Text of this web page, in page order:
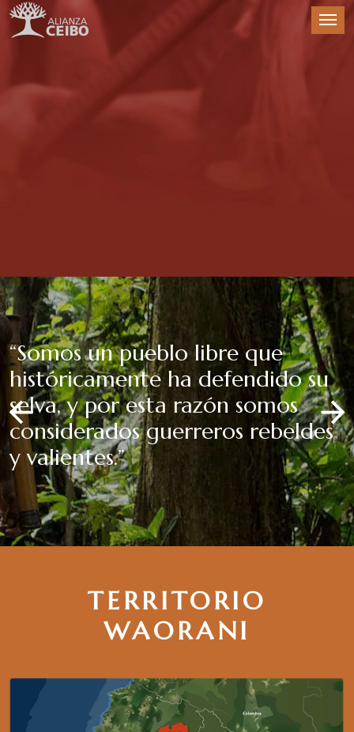
“Somos un pueblo libre que
históricamente ha defendido su
selva, y por esta razón somos
considerados guerreros rebeldes
y valientes.”
TERRITORIO
WAORANI